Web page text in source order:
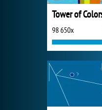
98 650x